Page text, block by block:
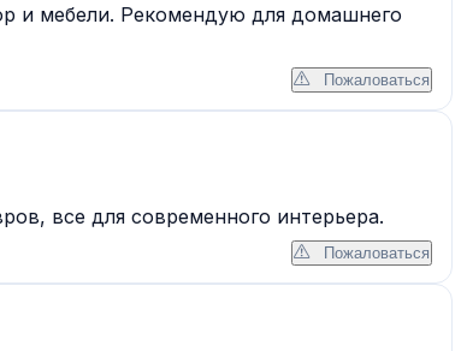
и мебели. Рекомендую для домашнего
Пожаловаться
все для современного интерьера.
Пожаловаться